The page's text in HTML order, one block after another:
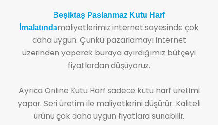
Beşiktaş Paslanmaz Kutu Harf
İmalatındamaliyetlerimiz internet sayesinde çok
daha uygun. Çünkü pazarlamayı internet
üzerinden yaparak buraya ayırdığımız bütçeyi
fiyatlardan düşüyoruz.
Ayrıca Online Kutu Harf sadece kutu harf üretimi
yapar. Seri üretim ile maliyetlerini düşürür. Kaliteli
ürünü çok daha uygun fiyatlara sunabilir.